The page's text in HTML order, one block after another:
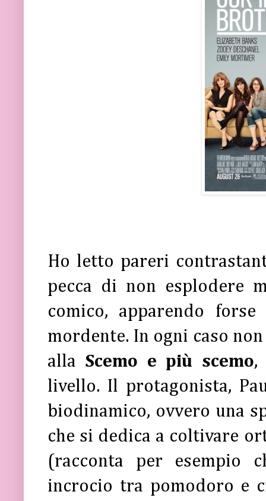
Ho letto pareri
pecca di non esplodere
comico, apparendo
mordente. In ogni caso
alla Scemo e più scemo,
livello. Il protagonista,
biodinamico, ovvero una
che si dedica a coltivare
(racconta per esempio
incrocio tra pomodoro e